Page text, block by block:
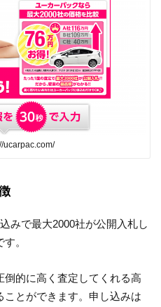
ucarpac.com/
みで最大2000社が公開入札し
。
的に高く査定してくれる高
とができます。申し込みは